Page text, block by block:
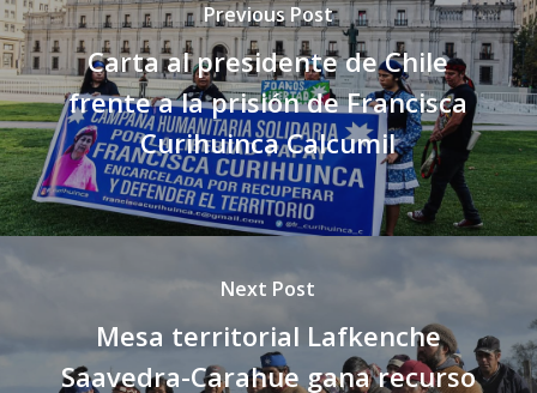
Previous Post
Carta al presidente de Chile
frente a la prisión de Francisca
Curihuinca Calcumil
Next Post
Mesa territorial Lafkenche
Saavedra-Carahue gana recurso